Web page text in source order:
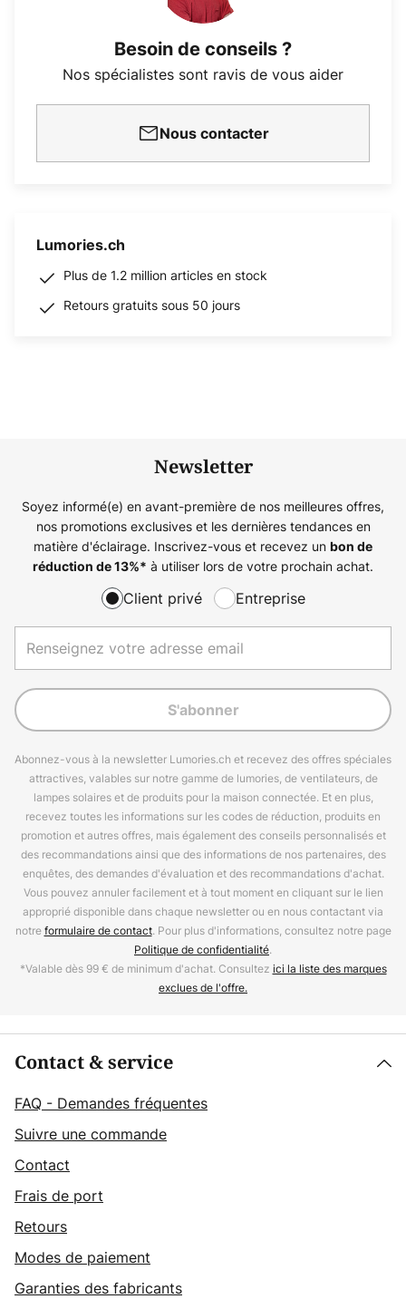
Besoin de conseils ?
Nos spécialistes sont ravis de vous aider
Nous contacter
Lumories.ch
Plus de 1.2 million articles en stock
Retours gratuits sous 50 jours
Newsletter
Soyez informé(e) en avant-première de nos meilleures offres,
nos promotions exclusives et les dernières tendances en
matière d'éclairage. Inscrivez-vous et recevez un bon de
réduction de13%* à utiliser lors de votre prochain achat.
Client privé Entreprise
S'abonner
Abonnez-vous à la newsletter Lumories.ch et recevez des offres spéciales
attractives, valables sur notre gamme de lumories, de ventilateurs, de
lampes solaires et de produits pour la maison connectée. Et en plus,
recevez toutes les informations sur les codes de réduction, produits en
promotion et autres offres, mais également des conseils personnalisés et
des recommandations ainsi que des informations de nos partenaires, des
enquêtes, des demandes d'évaluation et des recommandations d'achat.
Vous pouvez annuler facilement et à tout moment en cliquant sur le lien
approprié disponible dans chaque newsletter ou en nous contactant via
notreformulaire de contact. Pour plus d'informations, consultez notre page
Politique de confidentialité.
*Valable dès 99 € de minimum d'achat. Consultez ici la liste des marques
exclues de l'offre.
Contact & service
FAQ - Demandes fréquentes
Suivre une commande
Contact
Frais de port
Retours
Modes de paiement
Garanties des fabricants